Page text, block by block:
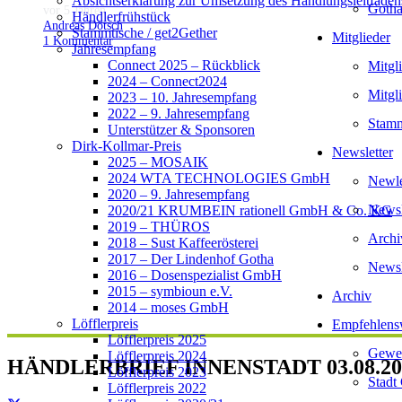
Mitglieder
Newsletter
Archiv
Stadt
Händlerfrühstück
Stammtische / get2Gether
Jahresempfang
Connect 2025 – Rückblick
2024 – Connect2024
2023 – 10. Jahresempfang
2022 – 9. Jahresempfang
Unterstützer & Sponsoren
Dirk-Kollmar-Preis
2025 – MOSAIK
2024 WTA TECHNOLOGIES GmbH
2020 – 9. Jahresempfang
2020/21 KRUMBEIN rationell GmbH & Co. KG
2019 – THÜROS
2018 – Sust Kaffeerösterei
2017 – Der Lindenhof Gotha
2016 – Dosenspezialist GmbH
2015 – symbioun e.V.
2014 – moses GmbH
Löfflerpreis
Löfflerpreis 2025
Löfflerpreis 2024
Löfflerpreis 2023
Löfflerpreis 2022
vor 5 Jahren
Andreas Dötsch
1 Kommentar
HÄNDLERBRIEF INNENSTADT